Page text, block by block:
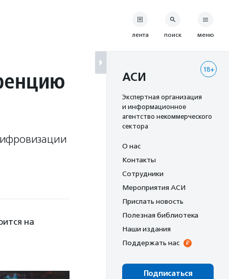
на
лента поиск меню
18+
АСИ
Экспертная организация
и информационное
агентство некоммерческого
сектора
О нас
Контакты
Сотрудники
Мероприятия АСИ
Прислать новость
Полезная библиотека
Наши издания
Поддержать нас
Подписаться